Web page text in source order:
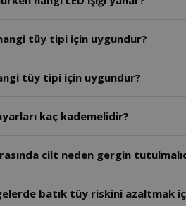
tüy tipi için uygundur?
tüy tipi için uygundur?
kaç kademelidir?
cilt neden gergin
batık tüy riskini azaltmak